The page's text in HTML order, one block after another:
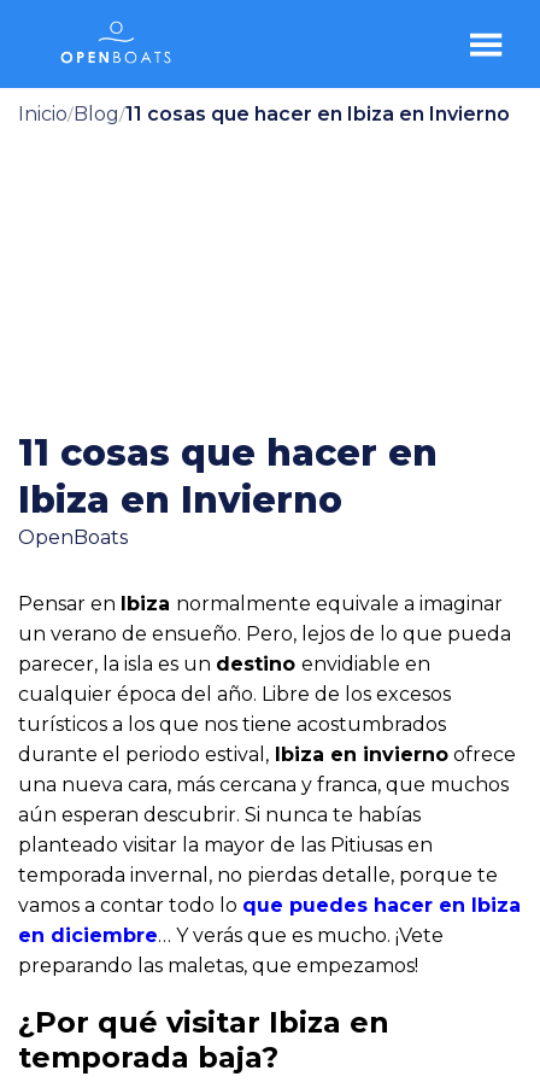
Inicio/Blog/11 cosas que hacer en Ibiza en Invierno
11 cosas que hacer en
Ibiza en Invierno
OpenBoats
Pensar en Ibiza normalmente equivale a imaginar
un verano de ensueño. Pero, lejos de lo que pueda
parecer, la isla es un destino envidiable en
cualquier época del año. Libre de los excesos
turísticos a los que nos tiene acostumbrados
durante el periodo estival, Ibiza en invierno ofrece
una nueva cara, más cercana y franca, que muchos
aún esperan descubrir. Si nunca te habías
planteado visitar la mayor de las Pitiusas en
temporada invernal, no pierdas detalle, porque te
vamos a contar todo lo que puedes hacer en Ibiza
en diciembre… Y verás que es mucho. ¡Vete
preparando las maletas, que empezamos!
¿Por qué visitar Ibiza en
temporada baja?